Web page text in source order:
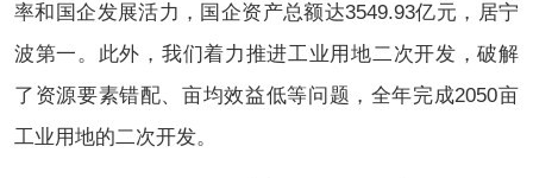
率和国企发展活力，国企资产总额达3549.93亿元，居宁
波第一。此外，我们着力推进工业用地二次开发，破解
了资源要素错配、亩均效益低等问题，全年完成2050亩
工业用地的二次开发。